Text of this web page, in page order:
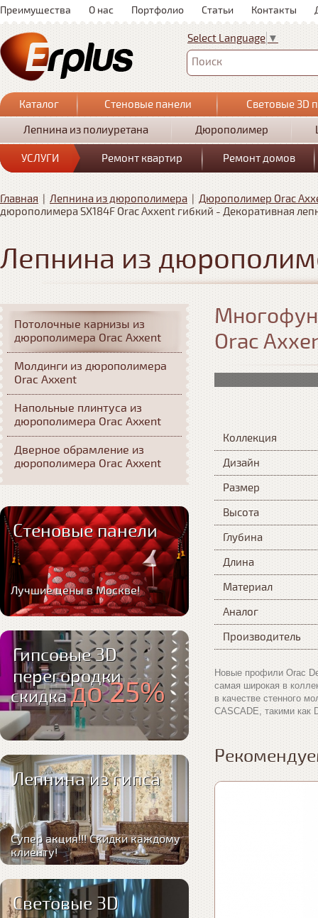
Преимущества О нас Портфолио Статьи Контакты
Select Language ▼
Поиск
Каталог Стеновые панели
Световые 3D
Лепнина из полиуретана
Дюрополимер
УСЛУГИ Ремонт квартир Ремонт домов
Главная | Лепнина из дюрополимера | Дюрополимер Orac
дюрополимера SX184F Orac Axxent гибкий - Декоративная
Лепнина из
Orac
Коллекция
Дизайн
Размер
Высота
Глубина
Длина
Материал
Аналог
Производитель
Новые профили Orac
самая широкая в
в качестве стенного
CASCADE, такими как
Потолочные карнизы из
дюрополимера Orac Axxent
Молдинги из дюрополимера
Orac Axxent
Напольные плинтуса из
дюрополимера Orac Axxent
Дверное обрамление из
дюрополимера Orac Axxent
Стеновые панели
Лучшие цены в Москве!
Гипсовые 3D
перегородки
скидкадо 25%
Лепнина из гипса
Супер акция!!! Скидки каждому
клиенту!
Световые 3D